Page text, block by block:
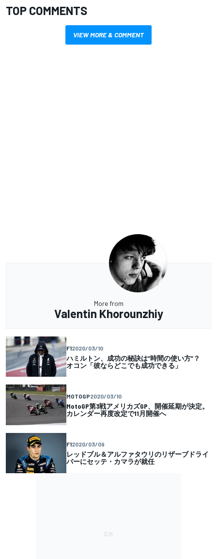
TOP COMMENTS
VIEW MORE & COMMENT
More from
Valentin Khorounzhiy
F12020/03/10
ハミルトン、成功の秘訣は”時間の使い方”？
オコン「彼ならどこでも成功できる」
MOTOGP2020/03/10
MotoGP第3戦アメリカズGP、開催延期が決定。
カレンダー再度改定で11月開催へ
F12020/03/09
レッドブル＆アルファタウリのリザーブドライ
バーにセッテ・カマラが就任